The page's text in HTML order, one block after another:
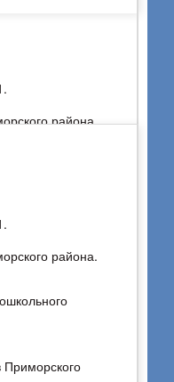
района.
района.
Приморского